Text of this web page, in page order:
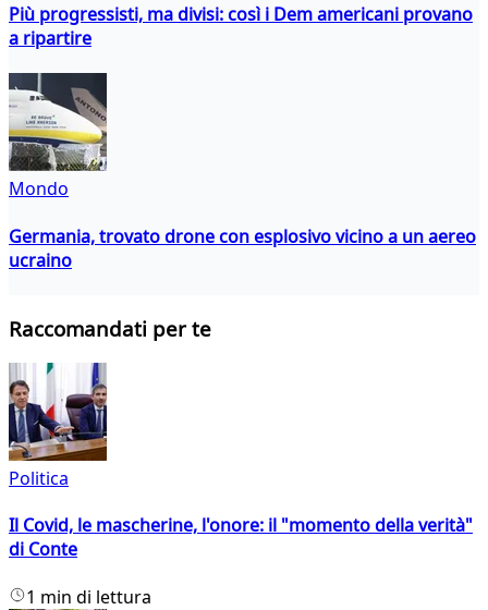
Più progressisti, ma divisi: così i Dem americani provano
a ripartire
Mondo
Germania, trovato drone con esplosivo vicino a un aereo
ucraino
Raccomandati per te
Politica
Il Covid, le mascherine, l'onore: il "momento della verità"
di Conte
1 min di lettura